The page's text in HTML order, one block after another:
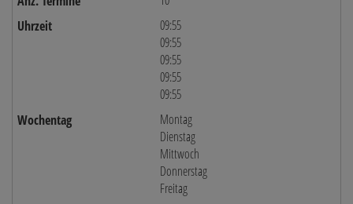
09:55
09:55
09:55
09:55
09:55
Montag
Dienstag
Mittwoch
Donnerstag
Freitag